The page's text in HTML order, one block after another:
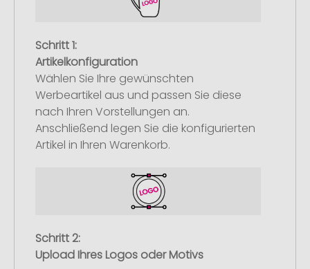
Schritt 1:
Artikelkonfiguration
Wählen Sie Ihre gewünschten
Werbeartikel aus und passen Sie diese
nach Ihren Vorstellungen an.
Anschließend legen Sie die konfigurierten
Artikel in Ihren Warenkorb.
Schritt 2:
Upload Ihres Logos oder Motivs